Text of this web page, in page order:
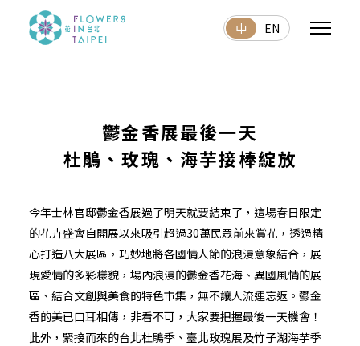
中 EN
鬱金香展最後一天
杜鵑、玫瑰、海芋接棒綻放
今年士林官邸鬱金香展過了明天就要結束了，這場春日限定
的花卉盛會自開展以來吸引超過30萬民眾前來賞花，透過精
心打造八大展區，巧妙地將各國情人節的浪漫意象結合，展
現愛情的多彩樣貌，場內浪漫的鬱金香花海、異國風情的展
區、結合文創與美食的特色市集，無不讓人流連忘返。鬱金
香的美已口耳相傳，非看不可，大家要把握最後一天機會！
此外，緊接而來的台北杜鵑季、臺北玫瑰展及竹子湖海芋季